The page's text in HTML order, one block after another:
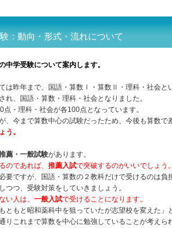
：動向・形式・流れについて
中学受験について案内します。
は昨年まで、国語・算数Ⅰ・算数Ⅱ・理科・社会と
れ、国語・算数・理科・社会となりました。
・理科・社会が各100点となっています。
、今まで算数中心の試験だったため、今後も算数で
う。
薦・一般試験があります。
のであれば、 推薦入試で突破するのがいいでしょう
要ですが、国語・算数の２教科だけで受けるのは負
つつ、受験対策をしていきましょう。
い人は、 一般入試で受けることになります。
ともと昭和薬科中を狙っていたが志望校を変えた」
りこれまで算数を中心に勉強していることが考えら